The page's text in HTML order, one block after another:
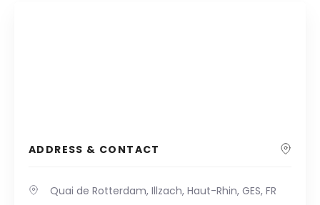
ADDRESS & CONTACT
Quai de Rotterdam, Illzach, Haut-Rhin, GES, FR